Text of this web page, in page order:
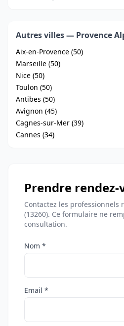
Autres villes — Provence
Aix-en-Provence (50)
Marseille (50)
Nice (50)
Toulon (50)
Antibes (50)
Avignon (45)
Cagnes-sur-Mer (39)
Cannes (34)
Prendre rendez-
Contactez les professionnels
(13260). Ce formulaire ne
consultation.
Nom *
Email *